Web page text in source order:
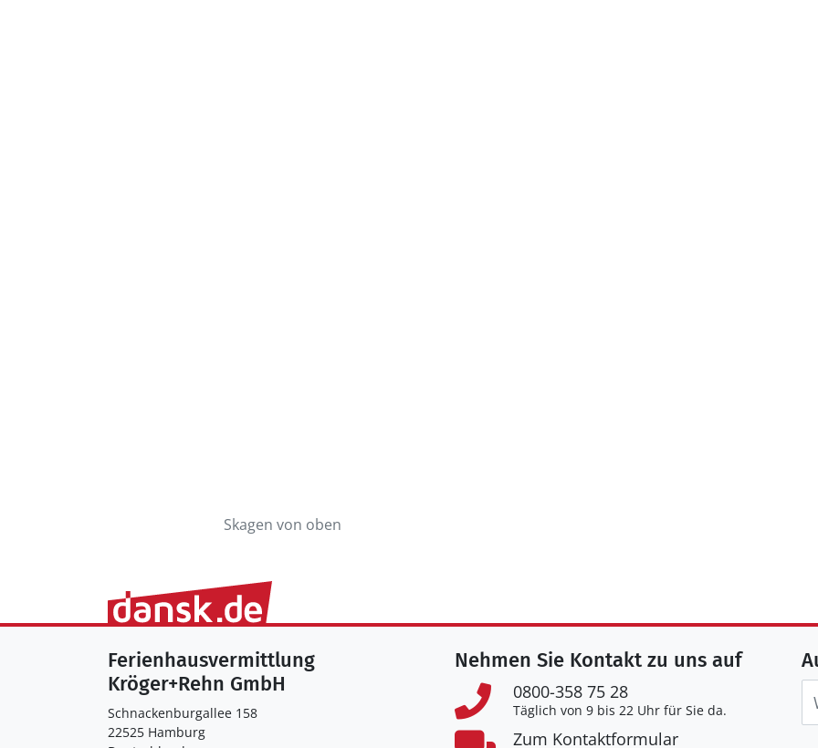
Skagen von oben
Ferienhausvermittlung
Kröger+Rehn GmbH
Schnackenburgallee 158
22525 Hamburg
Nehmen Sie Kontakt zu uns auf
0800-358 75 28
Täglich von 9 bis 22 Uhr für Sie da.
Zum Kontaktformular